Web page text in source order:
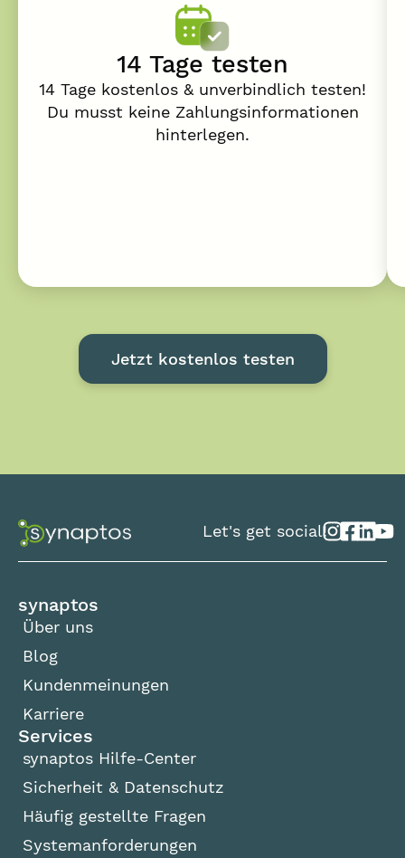
14 Tage testen
14 Tage kostenlos & unverbindlich testen!
Du musst keine Zahlungsinformationen
hinterlegen.
Jetzt kostenlos testen
Let's get social!
synaptos
Über uns
Blog
Kundenmeinungen
Karriere
Services
synaptos Hilfe-Center
Sicherheit & Datenschutz
Häufig gestellte Fragen
Systemanforderungen